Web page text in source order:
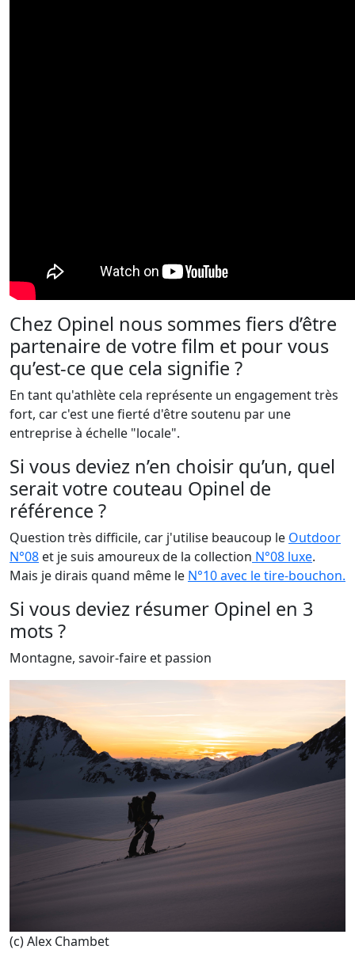
Chez Opinel nous sommes fiers d’être
partenaire de votre film et pour vous
qu’est-ce que cela signifie ?
En tant qu'athlète cela représente un engagement très
fort, car c'est une fierté d'être soutenu par une
entreprise à échelle "locale".
Si vous deviez n’en choisir qu’un, quel
serait votre couteau Opinel de
référence ?
Question très difficile, car j'utilise beaucoup le Outdoor
N°08 et je suis amoureux de la collection N°08 luxe.
Mais je dirais quand même le N°10 avec le tire-bouchon.
Si vous deviez résumer Opinel en 3
mots ?
Montagne, savoir-faire et passion
(c) Alex Chambet